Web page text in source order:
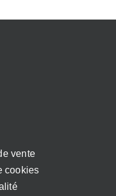
vente
cookies